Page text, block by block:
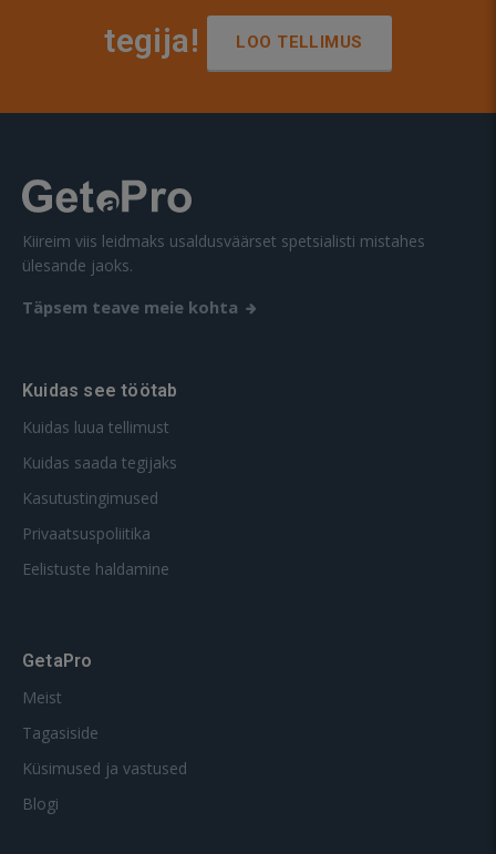
tegija!
LOO TELLIMUS
Kiireim viis leidmaks usaldusväärset spetsialisti mistahes
ülesande jaoks.
Täpsem teave meie kohta
Kuidas see töötab
Kuidas luua tellimust
Kuidas saada tegijaks
Kasutustingimused
Privaatsuspoliitika
Eelistuste haldamine
GetaPro
Meist
Tagasiside
Küsimused ja vastused
Blogi